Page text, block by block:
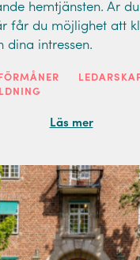
hemtjänsten. Är
får du möjlighet att
dina intressen.
FÖRMÅNER
Läs mer